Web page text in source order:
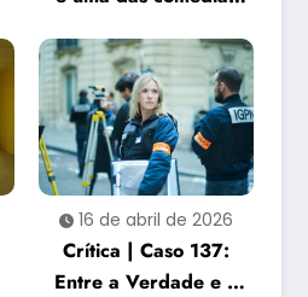
sensíveis do ano
16 de abril de 2026
Crítica | Caso 137:
Entre a Verdade e o